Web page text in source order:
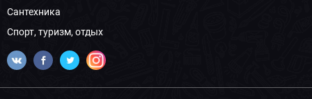
Сантехника
Спорт, туризм, отдых